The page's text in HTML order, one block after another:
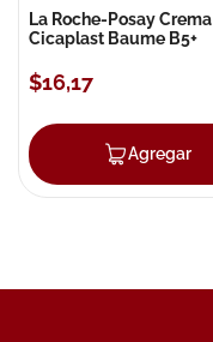
La Roche-Posay Crema
Cicaplast Baume B5+
$16,17
Agregar